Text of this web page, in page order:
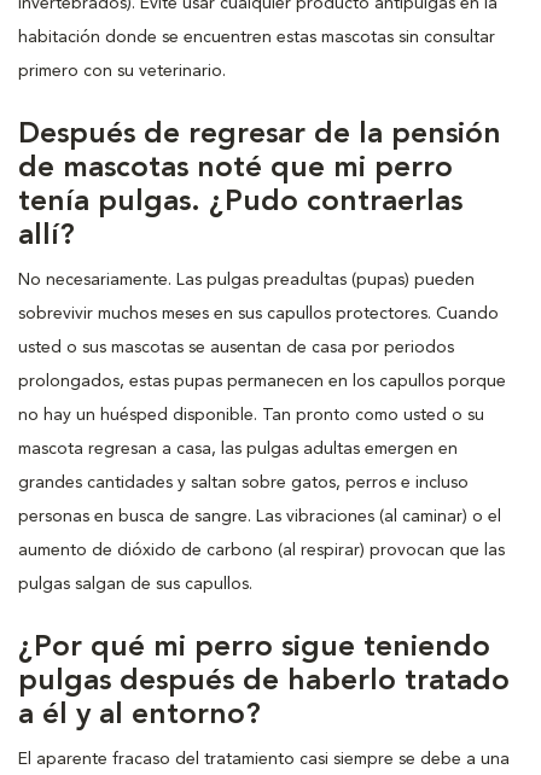
invertebrados). Evite usar cualquier producto antipulgas en la
habitación donde se encuentren estas mascotas sin consultar
primero con su veterinario.
Después de regresar de la pensión
de mascotas noté que mi perro
tenía pulgas. ¿Pudo contraerlas
allí?
No necesariamente. Las pulgas preadultas (pupas) pueden
sobrevivir muchos meses en sus capullos protectores. Cuando
usted o sus mascotas se ausentan de casa por periodos
prolongados, estas pupas permanecen en los capullos porque
no hay un huésped disponible. Tan pronto como usted o su
mascota regresan a casa, las pulgas adultas emergen en
grandes cantidades y saltan sobre gatos, perros e incluso
personas en busca de sangre. Las vibraciones (al caminar) o el
aumento de dióxido de carbono (al respirar) provocan que las
pulgas salgan de sus capullos.
¿Por qué mi perro sigue teniendo
pulgas después de haberlo tratado
a él y al entorno?
El aparente fracaso del tratamiento casi siempre se debe a una